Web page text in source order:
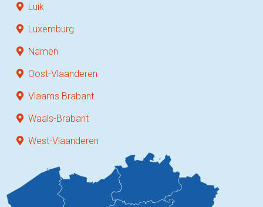
Luik
Luxemburg
Namen
Oost-Vlaanderen
Vlaams Brabant
Waals-Brabant
West-Vlaanderen